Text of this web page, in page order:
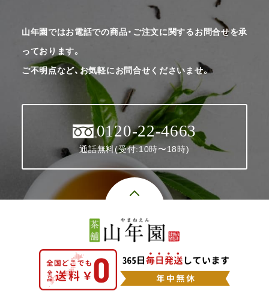
山年園ではお電話での商品・ご注文に関するお問合せを承
っております。
ご不明点など、お気軽にお問合せくださいませ。
0120-22-4663
通話無料(受付:10時〜18時)